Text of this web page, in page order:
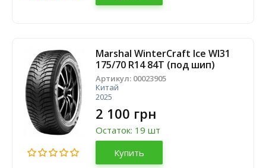
Marshal WinterCraft Ice WI31
175/70 R14 84T (под шип)
Артикул: 00023905
Китай
2025
2 100 грн
Остаток: 19 шт
Купить